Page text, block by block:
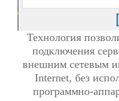
Технология
подключения
внешним сетевым
Internet, без
программно-